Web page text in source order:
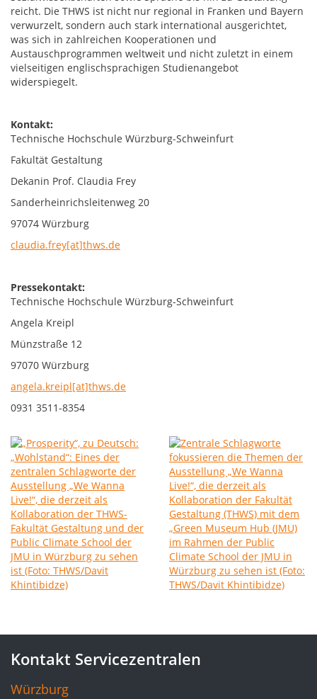
reicht. Die THWS ist nicht nur regional in Franken und Bayern
verwurzelt, sondern auch stark international ausgerichtet,
was sich in zahlreichen Kooperationen und
Austauschprogrammen weltweit und nicht zuletzt in einem
vielseitigen englischsprachigen Studienangebot
widerspiegelt.
Kontakt:
Technische Hochschule Würzburg-Schweinfurt
Fakultät Gestaltung
Dekanin Prof. Claudia Frey
Sanderheinrichsleitenweg 20
97074 Würzburg
claudia.frey[at]thws.de
Pressekontakt:
Technische Hochschule Würzburg-Schweinfurt
Angela Kreipl
Münzstraße 12
97070 Würzburg
angela.kreipl[at]thws.de
0931 3511-8354
Kontakt Servicezentralen
Würzburg